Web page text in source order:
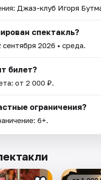
Джаз-клуб Игоря
спектакль?
сентября 2026 • среда.
билет?
от 2 000 ₽.
ограничения?
6+.